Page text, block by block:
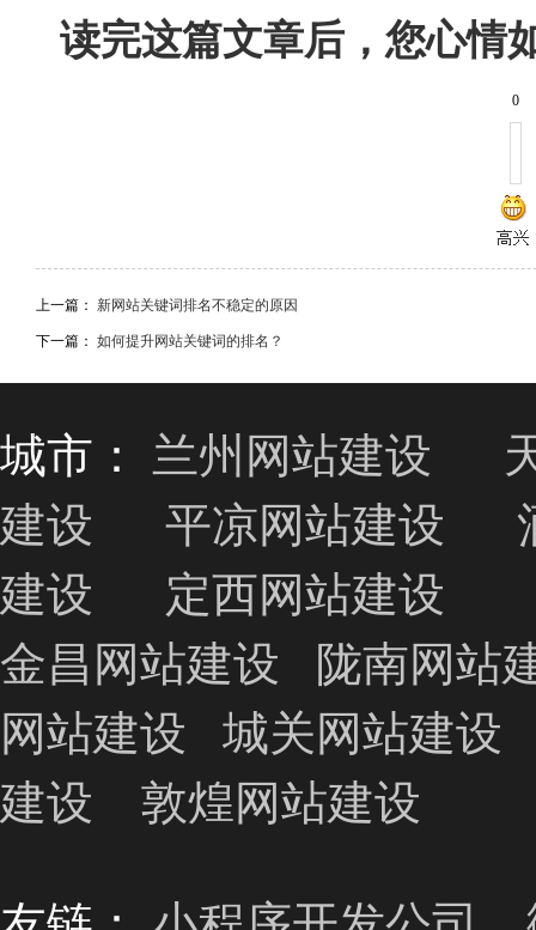
读完这篇文章后，您心情
0
上一篇： 新网站关键词排名不稳定的原因
下一篇： 如何提升网站关键词的排名？
城市： 兰州网站建设
建设
平凉网站建设
建设
定西网站建设
金昌网站建设
陇南网站
网站建设
城关网站建设
建设
敦煌网站建设